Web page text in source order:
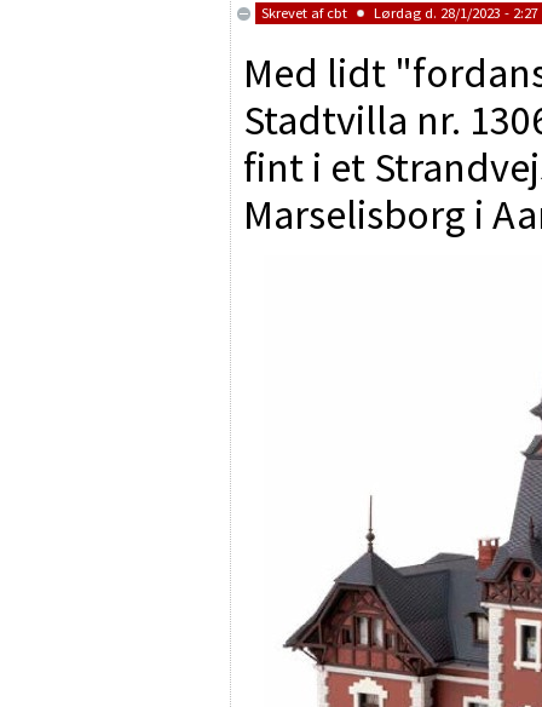
Skrevet af cbt Lørdag d. 28/1/2023 - 2:27
Med lidt
Stadtvilla nr.
fint i et
Marselisborg i